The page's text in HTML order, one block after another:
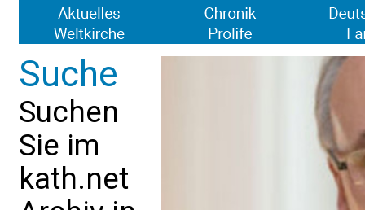
Suche
Suchen
Sie im
kath.net